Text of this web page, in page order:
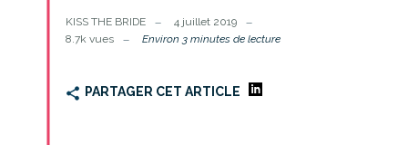
KISS THE BRIDE
4 juillet 2019
8.7k vues
Environ 3 minutes de lecture
PARTAGER CET ARTICLE